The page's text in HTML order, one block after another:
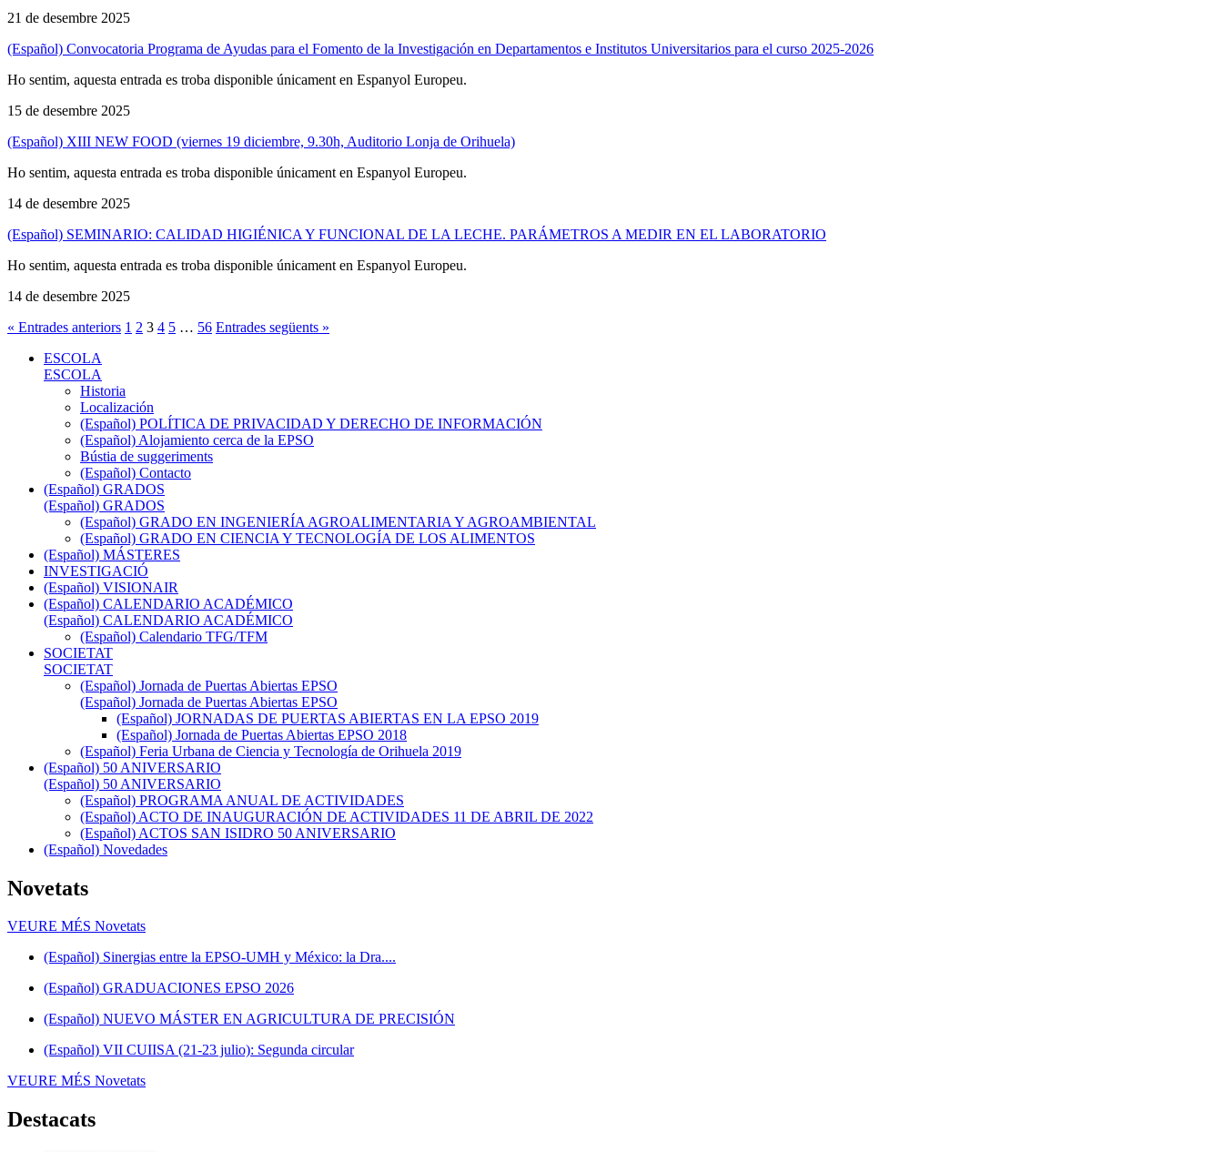
21 de desembre 2025
(Español) Convocatoria Programa de Ayudas para el Fomento de la Investigación en Departamentos e Institutos Universitarios para el curso 2025-2026
Ho sentim, aquesta entrada es troba disponible únicament en Espanyol Europeu.
15 de desembre 2025
(Español) XIII NEW FOOD (viernes 19 diciembre, 9.30h, Auditorio Lonja de Orihuela)
Ho sentim, aquesta entrada es troba disponible únicament en Espanyol Europeu.
14 de desembre 2025
(Español) SEMINARIO: CALIDAD HIGIÉNICA Y FUNCIONAL DE LA LECHE. PARÁMETROS A MEDIR EN EL LABORATORIO
Ho sentim, aquesta entrada es troba disponible únicament en Espanyol Europeu.
14 de desembre 2025
« Entrades anteriors 1 2 3 4 5 … 56 Entrades següents »
ESCOLA
ESCOLA
Historia
Localización
(Español) POLÍTICA DE PRIVACIDAD Y DERECHO DE INFORMACIÓN
(Español) Alojamiento cerca de la EPSO
Bústia de suggeriments
(Español) Contacto
(Español) GRADOS
(Español) GRADOS
(Español) GRADO EN INGENIERÍA AGROALIMENTARIA Y AGROAMBIENTAL
(Español) GRADO EN CIENCIA Y TECNOLOGÍA DE LOS ALIMENTOS
(Español) MÁSTERES
INVESTIGACIÓ
(Español) VISIONAIR
(Español) CALENDARIO ACADÉMICO
(Español) CALENDARIO ACADÉMICO
(Español) Calendario TFG/TFM
SOCIETAT
SOCIETAT
(Español) Jornada de Puertas Abiertas EPSO
(Español) Jornada de Puertas Abiertas EPSO
(Español) JORNADAS DE PUERTAS ABIERTAS EN LA EPSO 2019
(Español) Jornada de Puertas Abiertas EPSO 2018
(Español) Feria Urbana de Ciencia y Tecnología de Orihuela 2019
(Español) 50 ANIVERSARIO
(Español) 50 ANIVERSARIO
(Español) PROGRAMA ANUAL DE ACTIVIDADES
(Español) ACTO DE INAUGURACIÓN DE ACTIVIDADES 11 DE ABRIL DE 2022
(Español) ACTOS SAN ISIDRO 50 ANIVERSARIO
(Español) Novedades
Novetats
VEURE MÉS Novetats
(Español) Sinergias entre la EPSO-UMH y México: la Dra....
(Español) GRADUACIONES EPSO 2026
(Español) NUEVO MÁSTER EN AGRICULTURA DE PRECISIÓN
(Español) VII CUIISA (21-23 julio): Segunda circular
VEURE MÉS Novetats
Destacats